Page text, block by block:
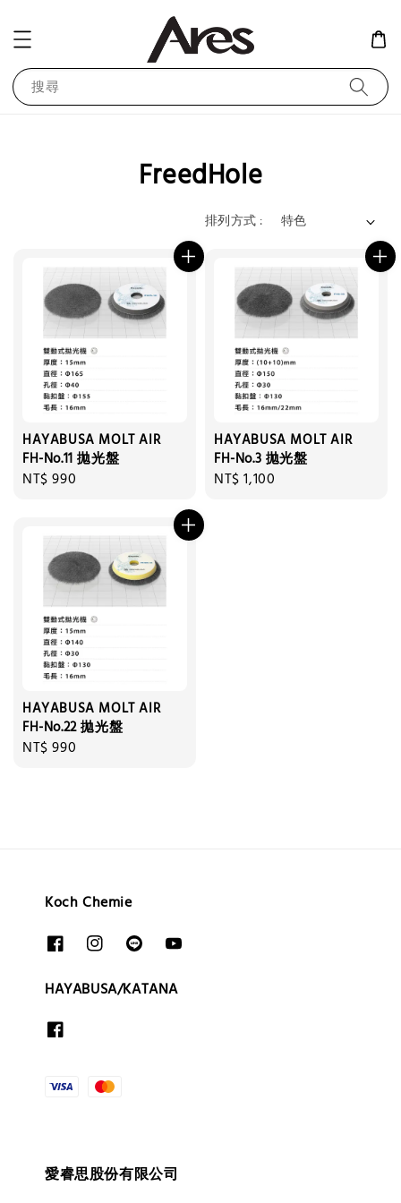
搜尋
FreedHole
排列方式 :
HAYABUSA MOLT AIR
FH-No.11 拋光盤
Regular
NT$ 990
HAYABUSA MOLT AIR
FH-No.3 拋光盤
Regular
NT$ 1,100
HAYABUSA MOLT AIR
FH-No.22 拋光盤
Regular
NT$ 990
Koch Chemie
HAYABUSA/KATANA
愛睿思股份有限公司